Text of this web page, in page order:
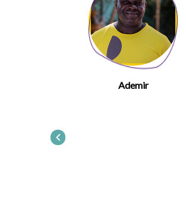
Ademir